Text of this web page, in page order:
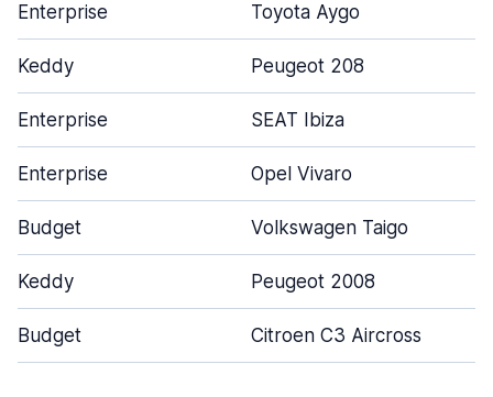
Enterprise Toyota Aygo
Keddy Peugeot 208
Enterprise SEAT Ibiza
Enterprise Opel Vivaro
Budget Volkswagen Taigo
Keddy Peugeot 2008
Budget Citroen C3 Aircross